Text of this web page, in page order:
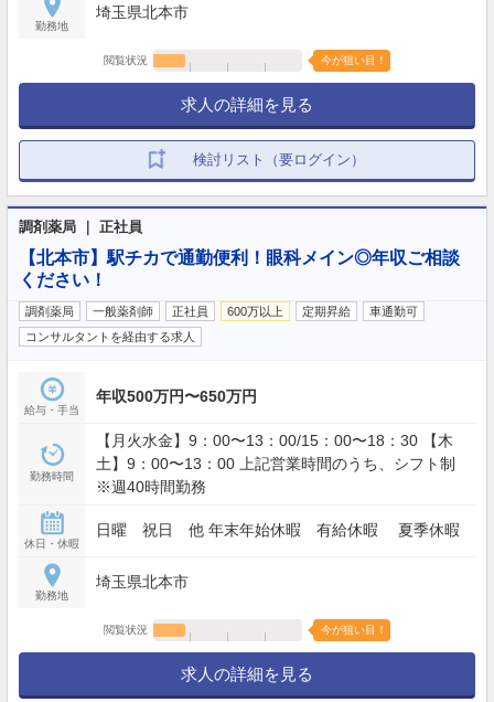
勤務地
埼玉県北本市
閲覧状況 今が狙い目！
求人の詳細を見る
検討リスト（要ログイン）
調剤薬局 ｜ 正社員
【北本市】駅チカで通勤便利！眼科メイン◎年収ご相談
ください！
調剤薬局 一般薬剤師 正社員 600万以上 定期昇給
車通勤可
コンサルタントを経由する求人
給与・手当
年収500万円〜650万円
勤務時間
【月火水金】9：00〜13：00/15：00〜18：30 【木
土】9：00〜13：00 上記営業時間のうち、シフト制
※週40時間勤務
休日・休暇
日曜 祝日 他 年末年始休暇 有給休暇 夏季休暇
勤務地
埼玉県北本市
閲覧状況 今が狙い目！
求人の詳細を見る